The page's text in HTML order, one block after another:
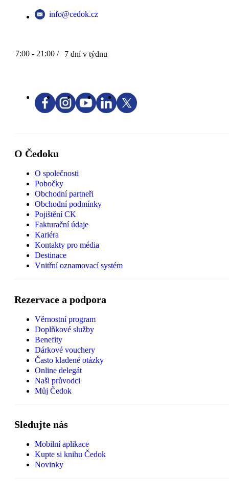
info@cedok.cz
7:00 - 21:00 / 7 dní v týdnu
O Čedoku
O společnosti
Pobočky
Obchodní partneři
Obchodní podmínky
Pojištění CK
Fakturační údaje
Kariéra
Kontakty pro média
Destinace
Vnitřní oznamovací systém
Rezervace a podpora
Věrnostní program
Doplňkové služby
Benefity
Dárkové vouchery
Často kladené otázky
Online delegát
Naši průvodci
Můj Čedok
Sledujte nás
Mobilní aplikace
Kupte si knihu Čedok
Novinky